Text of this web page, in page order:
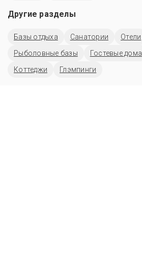
Другие разделы
Базы отдыха Санатории
Отели
Рыболовные базы
Гостевые дома
Коттеджи
Глэмпинги